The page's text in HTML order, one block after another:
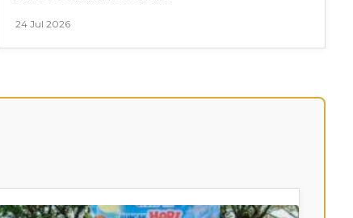
24 Jul 2026